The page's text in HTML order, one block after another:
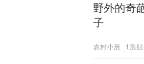
野外的奇
子
农村小辰 1跟贴